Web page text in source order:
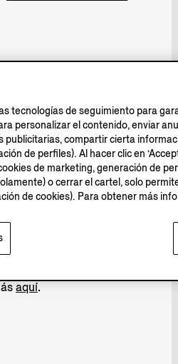
10.00-21.30
10.00-22.00
10.00-21.30
Abierto hasta las 22:00
aquí.
tecnologías de seguimiento para
personalizar el contenido, enviar
publicitarias, compartir cierta
de perfiles). Al hacer clic en
de marketing, generación de
o cerrar el cartel, solo
de cookies). Para obtener más